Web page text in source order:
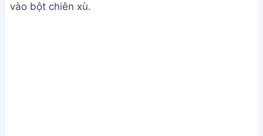
vào bột chiên xù.